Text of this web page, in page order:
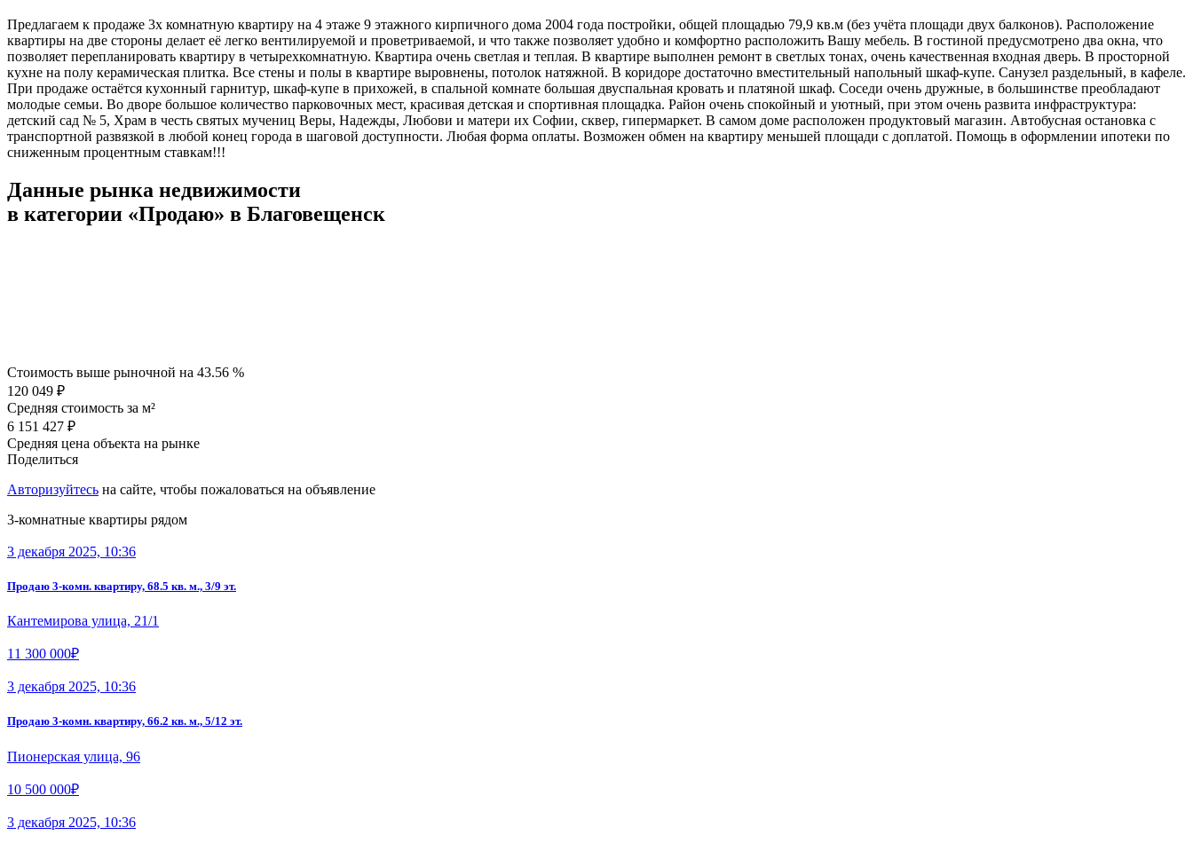
Предлагаем к продаже 3х комнатную квартиру на 4 этаже 9 этажного кирпичного дома 2004 года постройки, общей площадью 79,9 кв.м (без учёта площади двух балконов). Расположение
квартиры на две стороны делает её легко вентилируемой и проветриваемой, и что также позволяет удобно и комфортно расположить Вашу мебель. В гостиной предусмотрено два окна, что
позволяет перепланировать квартиру в четырехкомнатную. Квартира очень светлая и теплая. В квартире выполнен ремонт в светлых тонах, очень качественная входная дверь. В просторной
кухне на полу керамическая плитка. Все стены и полы в квартире выровнены, потолок натяжной. В коридоре достаточно вместительный напольный шкаф-купе. Санузел раздельный, в кафеле.
При продаже остаётся кухонный гарнитур, шкаф-купе в прихожей, в спальной комнате большая двуспальная кровать и платяной шкаф. Соседи очень дружные, в большинстве преобладают
молодые семьи. Во дворе большое количество парковочных мест, красивая детская и спортивная площадка. Район очень спокойный и уютный, при этом очень развита инфраструктура:
детский сад № 5, Храм в честь святых мучениц Веры, Надежды, Любови и матери их Софии, сквер, гипермаркет. В самом доме расположен продуктовый магазин. Автобусная остановка с
транспортной развязкой в любой конец города в шаговой доступности. Любая форма оплаты. Возможен обмен на квартиру меньшей площади с доплатой. Помощь в оформлении ипотеки по
сниженным процентным ставкам!!!
Данные рынка недвижимости
в категории «Продаю» в Благовещенск
Стоимость выше рыночной на 43.56 %
120 049 ₽
Средняя стоимость за м²
6 151 427 ₽
Средняя цена объекта на рынке
Поделиться
Авторизуйтесь на сайте, чтобы пожаловаться на объявление
3-комнатные квартиры рядом
3 декабря 2025, 10:36
Продаю 3-комн. квартиру, 68.5 кв. м., 3/9 эт.
Кантемирова улица, 21/1
11 300 000₽
3 декабря 2025, 10:36
Продаю 3-комн. квартиру, 66.2 кв. м., 5/12 эт.
Пионерская улица, 96
10 500 000₽
3 декабря 2025, 10:36